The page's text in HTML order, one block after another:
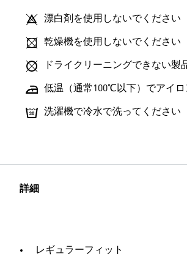
漂白剤を使用しないでください
乾燥機を使用しないでください
ドライクリーニングできない製
低温（通常100℃以下）でアイ
洗濯機で冷水で洗ってください
詳細
レギュラーフィット